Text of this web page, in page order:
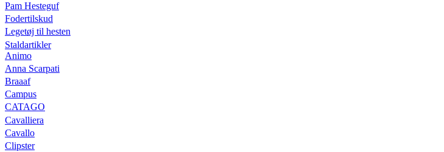
Pam Hesteguf
Fodertilskud
Legetøj til hesten
Staldartikler
Animo
Anna Scarpati
Braaaf
Campus
CATAGO
Cavalliera
Cavallo
Clipster